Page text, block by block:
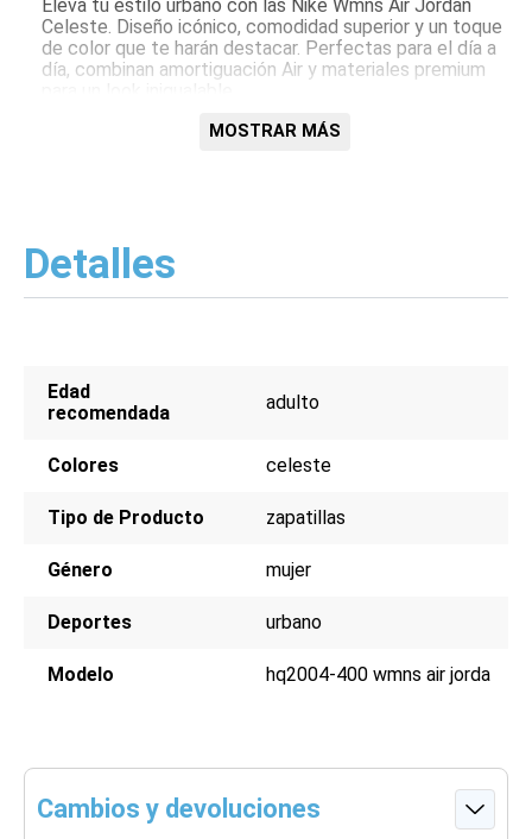
Eleva tu estilo urbano con las Nike Wmns Air Jordan
Celeste. Diseño icónico, comodidad superior y un toque
de color que te harán destacar. Perfectas para el día a
día, combinan amortiguación Air y materiales premium
Ideales para uso diario
MOSTRAR MÁS
Detalles
Edad
recomendada
adulto
Colores celeste
Tipo de Producto zapatillas
Género mujer
Deportes urbano
Modelo hq2004-400 wmns air jorda
Cambios y devoluciones